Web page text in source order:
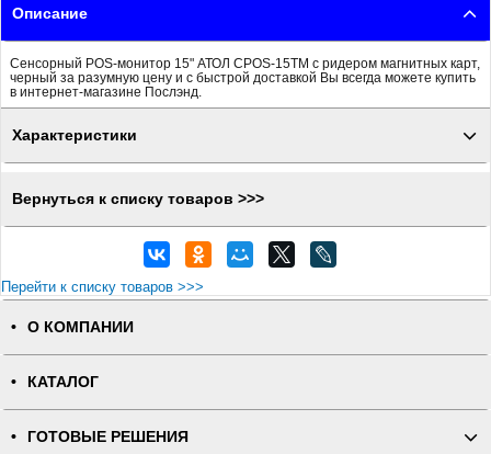
Описание
Сенсорный POS-монитор 15" АТОЛ CPOS-15TM с ридером магнитных карт,
черный за разумную цену и с быстрой доставкой Вы всегда можете купить
в интернет-магазине Послэнд.
Характеристики
Вернуться к списку товаров >>>
Перейти к списку товаров >>>
О КОМПАНИИ
КАТАЛОГ
ГОТОВЫЕ РЕШЕНИЯ